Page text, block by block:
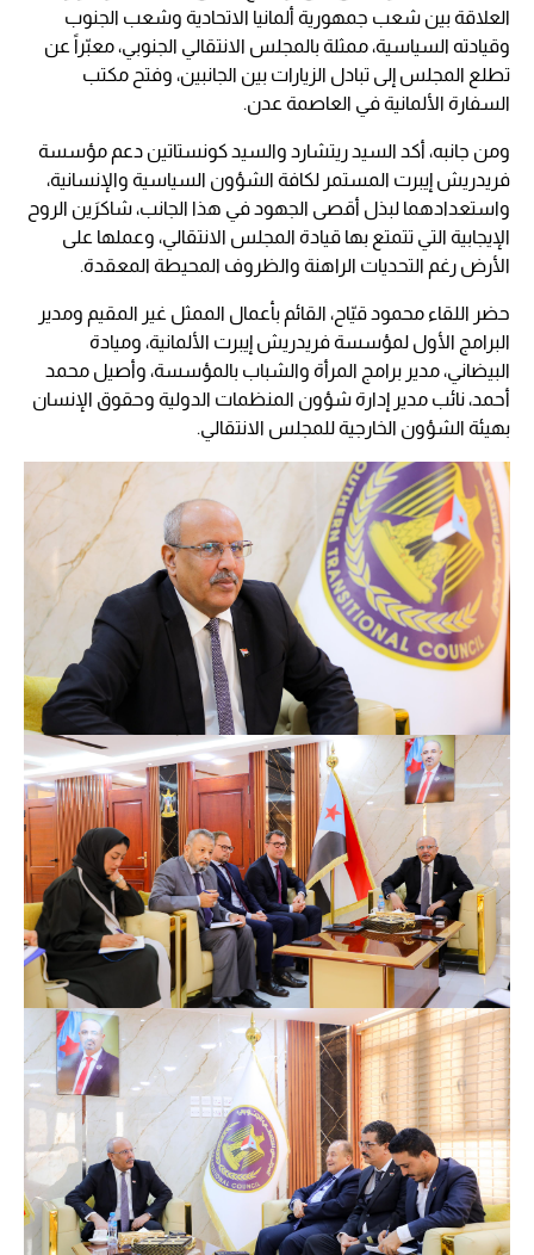
العلاقة بين شعب جمهورية ألمانيا الاتحادية وشعب الجنوب
وقيادته السياسية، ممثلة بالمجلس الانتقالي الجنوبي، معبّراً عن
تطلع المجلس إلى تبادل الزيارات بين الجانبين، وفتح مكتب
السفارة الألمانية في العاصمة عدن.
ومن جانبه، أكد السيد ريتشارد والسيد كونستاتين دعم مؤسسة
فريدريش إيبرت المستمر لكافة الشؤون السياسية والإنسانية،
واستعدادهما لبذل أقصى الجهود في هذا الجانب، شاكرَين الروح
الإيجابية التي تتمتع بها قيادة المجلس الانتقالي، وعملها على
الأرض رغم التحديات الراهنة والظروف المحيطة المعقدة.
حضر اللقاء محمود قيّاح، القائم بأعمال الممثل غير المقيم ومدير
البرامج الأول لمؤسسة فريدريش إيبرت الألمانية، وميادة
البيضاني، مدير برامج المرأة والشباب بالمؤسسة، وأصيل محمد
أحمد، نائب مدير إدارة شؤون المنظمات الدولية وحقوق الإنسان
بهيئة الشؤون الخارجية للمجلس الانتقالي.